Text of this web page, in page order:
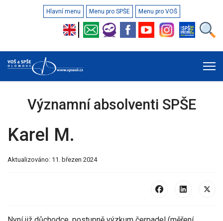
Hlavní menu Menu pro SPŠE Menu pro VOŠ
Významní absolventi SPŠE
Karel M.
Aktualizováno: 11. březen 2024